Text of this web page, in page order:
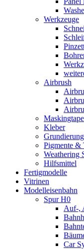
Werkzeuge
Airbrush
Kleber
Pigmente &
Weathering
Hilfsmittel
Fertigmodelle
Vitrinen
Modelleisenbahn
Spur H0
Auf-,
Car